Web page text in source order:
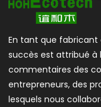
En tant que fabricant
succès est attribué à
commentaires des
entrepreneurs, des
lesquels nous